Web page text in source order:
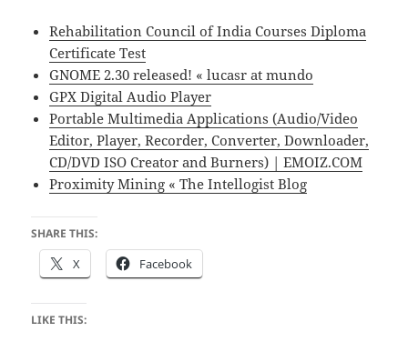
Rehabilitation Council of India Courses Diploma
Certificate Test
GNOME 2.30 released! « lucasr at mundo
GPX Digital Audio Player
Portable Multimedia Applications (Audio/Video
Editor, Player, Recorder, Converter, Downloader,
CD/DVD ISO Creator and Burners) | EMOIZ.COM
Proximity Mining « The Intellogist Blog
SHARE THIS:
X Facebook
LIKE THIS: